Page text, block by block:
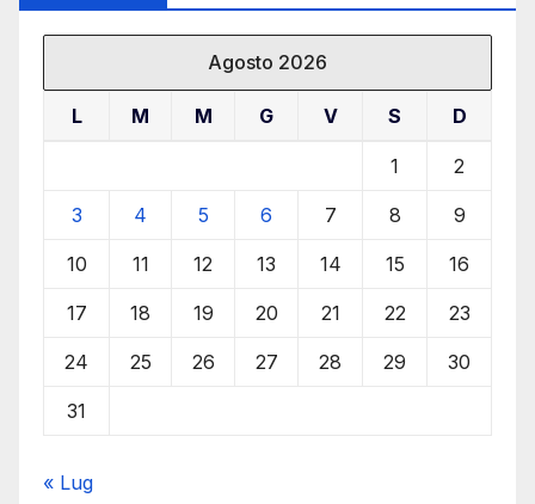
Agosto 2026
L M M G V S D
1 2
3 4 5 6 7 8 9
10 11 12 13 14 15 16
17 18 19 20 21 22 23
24 25 26 27 28 29 30
31
« Lug